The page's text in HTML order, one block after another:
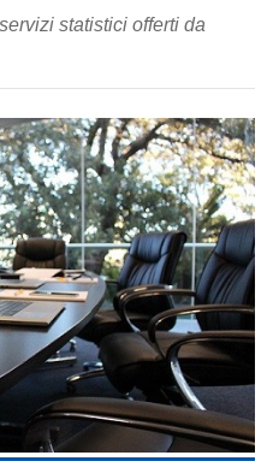
statistici offerti da